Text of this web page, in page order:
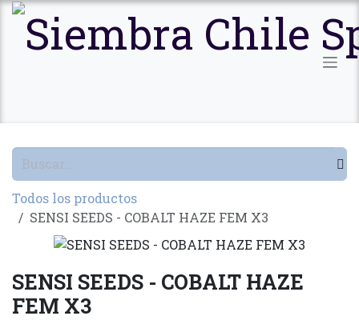
Ir al contenido
Todos los productos
SENSI SEEDS - COBALT HAZE FEM X3
SENSI SEEDS - COBALT HAZE
FEM X3